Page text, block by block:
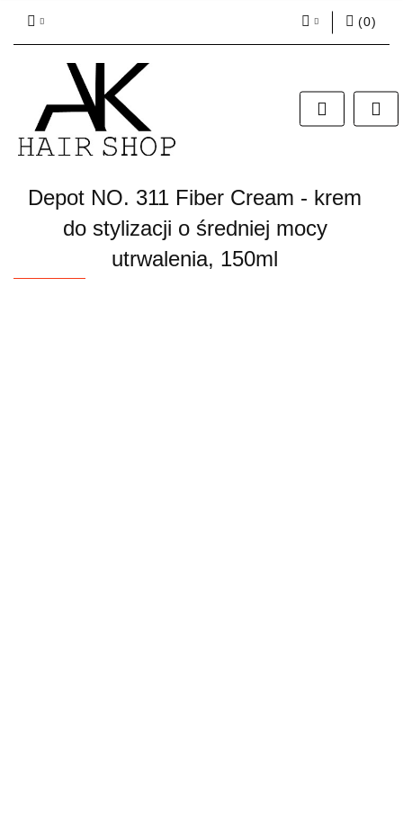
Zarejestruj się
Dodaj zgłoszenie
(0)
Depot NO. 311 Fiber Cream - krem
do stylizacji o średniej mocy
utrwalenia, 150ml